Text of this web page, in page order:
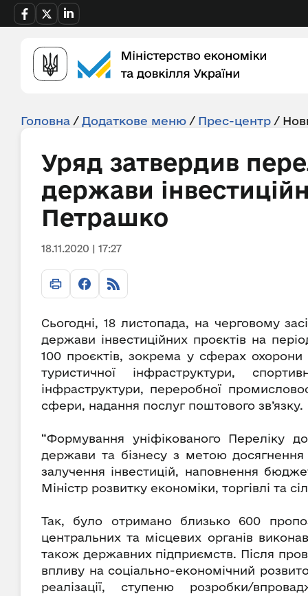
Головна / Додаткове меню / Прес-центр /
Уряд затвердив
держави
Петрашко
18.11.2020 | 17:27
Сьогодні, 18 листопада, на черговому
держави інвестиційних проєктів на
100 проєктів, зокрема у сферах охорони
туристичної інфраструктури,
інфраструктури, переробної
сфери, надання послуг поштового зв’язку.
“Формування уніфікованого Переліку
держави та бізнесу з метою
залучення інвестицій, наповнення
Міністр розвитку економіки, торгівлі та
Так, було отримано близько 600
центральних та місцевих органів
також державних підприємств. Після
впливу на соціально-економічний
реалізації, ступеню розробки/